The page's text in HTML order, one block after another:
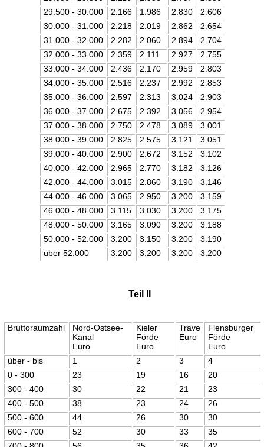
29.500 - 30.000
2.166 1.986 2.830
2.606
30.000 - 31.000
2.218 2.019 2.862
2.654
31.000 - 32.000
2.282 2.060 2.894
2.704
32.000 - 33.000
2.359 2.111 2.927
2.755
33.000 - 34.000
2.436 2.170 2.959
2.803
34.000 - 35.000
2.516 2.237 2.992
2.853
35.000 - 36.000
2.597 2.313 3.024
2.903
36.000 - 37.000
2.675 2.392 3.056
2.954
37.000 - 38.000
2.750 2.478 3.089
3.001
38.000 - 39.000
2.825 2.575 3.121
3.051
39.000 - 40.000
2.900 2.672 3.152
3.102
40.000 - 42.000
2.965 2.770 3.182
3.126
42.000 - 44.000
3.015 2.860 3.190
3.146
44.000 - 46.000
3.065 2.950 3.200
3.159
46.000 - 48.000
3.115 3.030 3.200
3.175
48.000 - 50.000
3.165 3.090 3.200
3.188
50.000 - 52.000
3.200 3.150 3.200
3.190
über 52.000
3.200 3.200 3.200 3.200
Teil II
Bruttoraumzahl
Nord-Ostsee-
Kanal
Euro
Kieler
Förde
Euro
Trave
Euro
Flensburger
Förde
Euro
über - bis
1 2 3
4
0 - 300
23 19 16
20
300 - 400
30 22 21
23
400 - 500
38 23 24
26
500 - 600
44 26 30
30
600 - 700
52 30 33
35